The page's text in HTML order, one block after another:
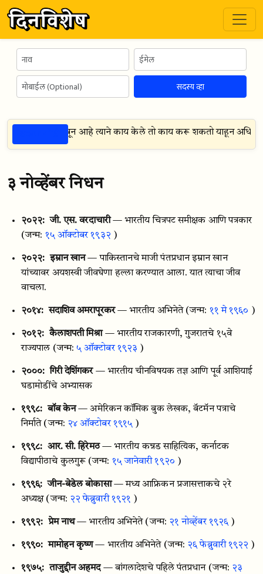
सदस्य व्हा
कृतीवर अवलंबून आहे त्याने काय केले तो काय करू शकतो याहून अधिक
३ नोव्हेंबर निधन
२०२२: जी. एस. वरदाचारी — भारतीय चित्रपट समीक्षक आणि पत्रकार
(जन्म: १५ ऑक्टोबर १९३२ )
२०२२: इम्रान खान — पाकिस्तानचे माजी पंतप्रधान इम्रान खान
यांच्यावर अयशस्वी जीवघेणा हल्ला करण्यात आला. यात त्याचा जीव
वाचला.
२०१४: सदाशिव अमरापूरकर — भारतीय अभिनेते (जन्म: ११ मे १९६० )
२०१२: कैलाशपती मिश्रा — भारतीय राजकारणी, गुजरातचे १५वे
राज्यपाल (जन्म:५ ऑक्टोबर १९२३ )
२०००: गिरी देशिंगकर — भारतीय चीनविषयक तज्ञ आणि पूर्व आशियाई
घडामोडींचे अभ्यासक
१९९८: बॉब केन — अमेरिकन कॉमिक बुक लेखक, बॅटमॅन पत्राचे
निर्माते (जन्म: २४ ऑक्टोबर १९१५ )
१९९८: आर. सी. हिरेमठ — भारतीय कन्नड साहित्यिक, कर्नाटक
विद्यापीठाचे कुलगुरू (जन्म: १५ जानेवारी १९२० )
१९९६: जीन-बेडेल बोकासा — मध्य आफ्रिकन प्रजासत्ताकचे २रे
अध्यक्ष (जन्म: २२ फेब्रुवारी १९२१ )
१९९२: प्रेम नाथ — भारतीय अभिनेते (जन्म: २१ नोव्हेंबर १९२६ )
१९९०: मामोहन कृष्ण — भारतीय अभिनेते (जन्म: २६ फेब्रुवारी १९२२ )
१९७५: ताजुद्दीन अहमद — बांगलादेशचे पहिले पंतप्रधान (जन्म: २३